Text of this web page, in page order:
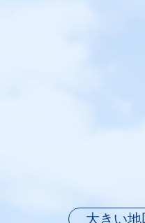
大きい地